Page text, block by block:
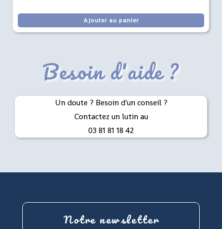
Ajouter au panier
Besoin d'aide ?
Un doute ? Besoin d'un conseil ?
Contactez un lutin au
03 81 81 18 42
Notre newsletter